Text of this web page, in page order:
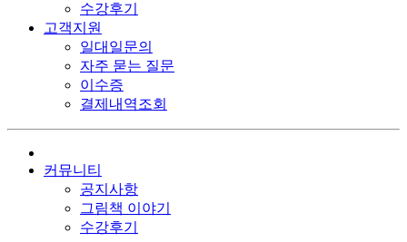
수강후기
고객지원
일대일문의
자주 묻는 질문
이수증
결제내역조회
커뮤니티
공지사항
그림책 이야기
수강후기